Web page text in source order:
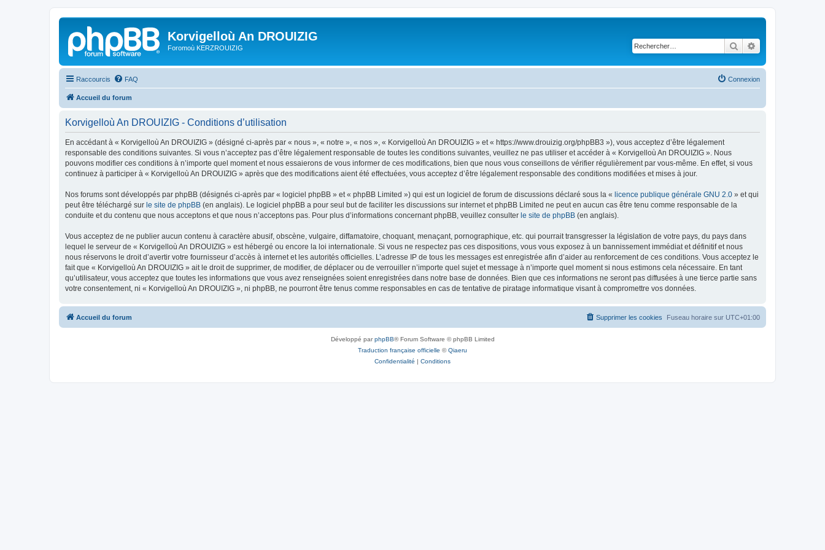
Korvigelloù An DROUIZIG
Foromoù KERZROUIZIG Rechercher
Raccourcis FAQ Connexion
Accueil du forum
Korvigelloù An DROUIZIG - Conditions d’utilisation
En accédant à « Korvigelloù An DROUIZIG » (désigné ci-après par « nous », « notre », « nos », « Korvigelloù An DROUIZIG » et « https://www.drouizig.org/phpBB3 »), vous acceptez d’être légalement
responsable des conditions suivantes. Si vous n’acceptez pas d’être légalement responsable de toutes les conditions suivantes, veuillez ne pas utiliser et accéder à « Korvigelloù An DROUIZIG ». Nous
pouvons modifier ces conditions à n’importe quel moment et nous essaierons de vous informer de ces modifications, bien que nous vous conseillons de vérifier régulièrement par vous-même. En effet, si vous
continuez à participer à « Korvigelloù An DROUIZIG » après que des modifications aient été effectuées, vous acceptez d’être légalement responsable des conditions modifiées et mises à jour.
Nos forums sont développés par phpBB (désignés ci-après par « logiciel phpBB » et « phpBB Limited ») qui est un logiciel de forum de discussions déclaré sous la « licence publique générale GNU 2.0 » et qui
peut être téléchargé sur le site de phpBB (en anglais). Le logiciel phpBB a pour seul but de faciliter les discussions sur internet et phpBB Limited ne peut en aucun cas être tenu comme responsable de la
conduite et du contenu que nous acceptons et que nous n’acceptons pas. Pour plus d’informations concernant phpBB, veuillez consulter le site de phpBB (en anglais).
Vous acceptez de ne publier aucun contenu à caractère abusif, obscène, vulgaire, diffamatoire, choquant, menaçant, pornographique, etc. qui pourrait transgresser la législation de votre pays, du pays dans
lequel le serveur de « Korvigelloù An DROUIZIG » est hébergé ou encore la loi internationale. Si vous ne respectez pas ces dispositions, vous vous exposez à un bannissement immédiat et définitif et nous
nous réservons le droit d’avertir votre fournisseur d’accès à internet et les autorités officielles. L’adresse IP de tous les messages est enregistrée afin d’aider au renforcement de ces conditions. Vous acceptez le
fait que « Korvigelloù An DROUIZIG » ait le droit de supprimer, de modifier, de déplacer ou de verrouiller n’importe quel sujet et message à n’importe quel moment si nous estimons cela nécessaire. En tant
qu’utilisateur, vous acceptez que toutes les informations que vous avez renseignées soient enregistrées dans notre base de données. Bien que ces informations ne seront pas diffusées à une tierce partie sans
votre consentement, ni « Korvigelloù An DROUIZIG », ni phpBB, ne pourront être tenus comme responsables en cas de tentative de piratage informatique visant à compromettre vos données.
Accueil du forum Fuseau horaire sur UTC+01:00
Supprimer les cookies
Développé parphpBB® Forum Software © phpBB Limited
Traduction française officielle ©Qiaeru
Confidentialité | Conditions